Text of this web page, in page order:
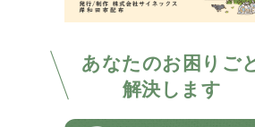
あなたのお困りご
解決します